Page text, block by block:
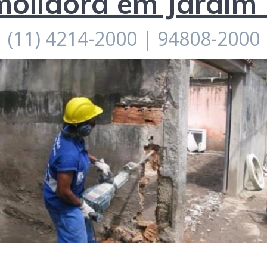
(11) 4214-2000 | 94808-2000